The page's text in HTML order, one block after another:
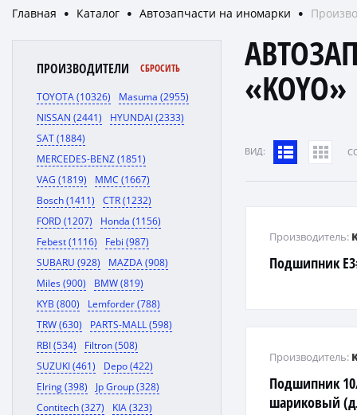
Главная ● Каталог ● Автозапчасти на иномарки ●
ПРОИЗВОДИТЕЛИ СБРОСИТЬ
TOYOTA (10326)
Masuma (2955)
NISSAN (2441)
HYUNDAI (2333)
SAT (1884)
MERCEDES-BENZ (1851)
VAG (1819)
MMC (1667)
Bosch (1411)
CTR (1232)
FORD (1207)
Honda (1156)
Febest (1116)
Febi (987)
SUBARU (928)
MAZDA (908)
Miles (900)
BMW (819)
KYB (800)
Lemforder (788)
TRW (630)
PARTS-MALL (598)
RBI (534)
Filtron (508)
SUZUKI (461)
Depo (422)
Elring (398)
Jp Group (328)
Contitech (327)
KIA (323)
«KOYO»
ВИД:
Подшипник
Производитель:
Подшипник
шариковый
Производитель: